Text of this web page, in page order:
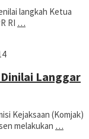
langkah Ketua
RI …
Langgar
Kejaksaan (Komjak)
melakukan …